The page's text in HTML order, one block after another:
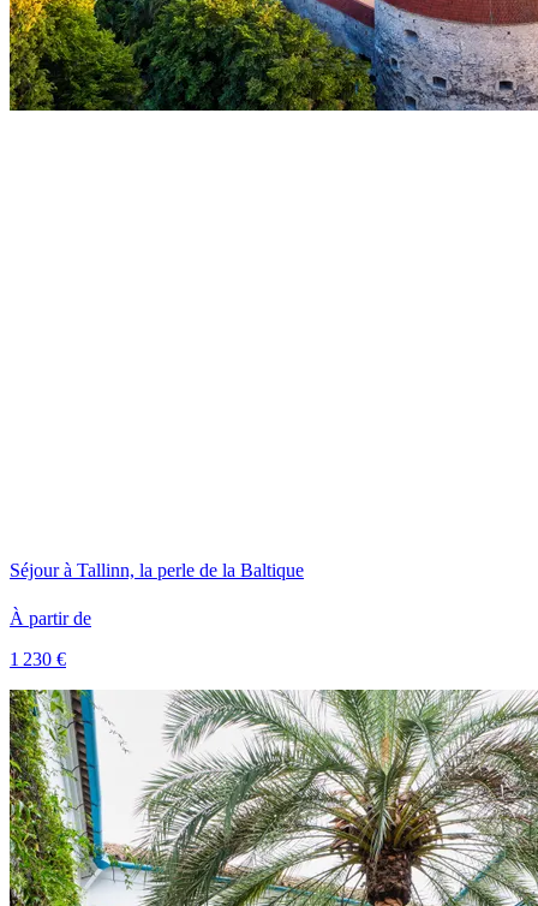
Séjour à Tallinn, la perle de la Baltique
À partir de
1 230 €
Voir le voyage